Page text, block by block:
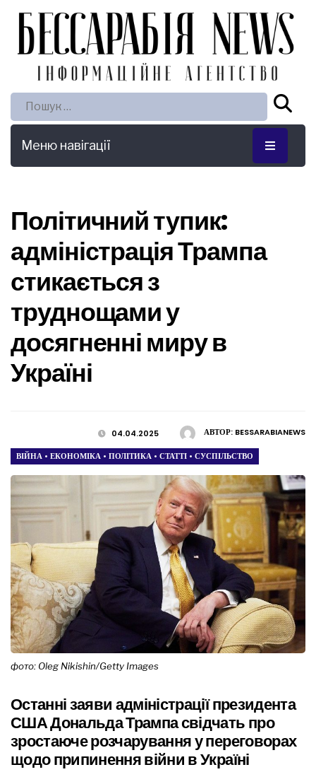
Пошук:
Меню навігації
Політичний тупик:
адміністрація Трампа
стикається з
труднощами у
досягненні миру в
Україні
АВТОР: BESSARABIANEWS
04.04.2025
ВІЙНА • ЕКОНОМІКА • ПОЛІТИКА • СТАТТІ • СУСПІЛЬСТВО
фото: Oleg Nikishin/Getty Images
Останні заяви адміністрації президента
США Дональда Трампа свідчать про
зростаюче розчарування у переговорах
щодо припинення війни в Україні